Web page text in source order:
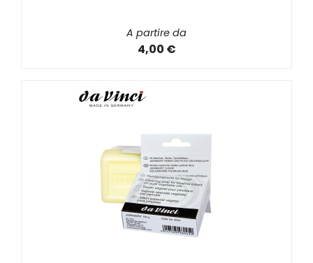
A partire da
4,00 €